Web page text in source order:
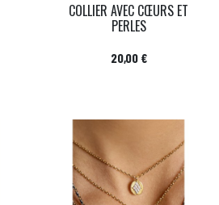
COLLIER AVEC CŒURS ET
PERLES
Prix
20,00 €